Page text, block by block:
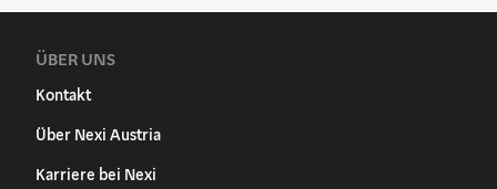
ÜBER UNS
Kontakt
Über Nexi Austria
Karriere bei Nexi